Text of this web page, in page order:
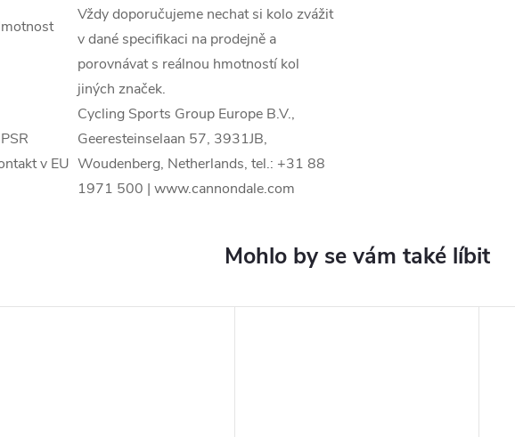
Vždy doporučujeme nechat si kolo zvážit
v dané specifikaci na prodejně a
porovnávat s reálnou hmotností kol
jiných značek.
v EU
Cycling Sports Group Europe B.V.,
Geeresteinselaan 57, 3931JB,
Woudenberg, Netherlands, tel.: +31 88
1971 500 | www.cannondale.com